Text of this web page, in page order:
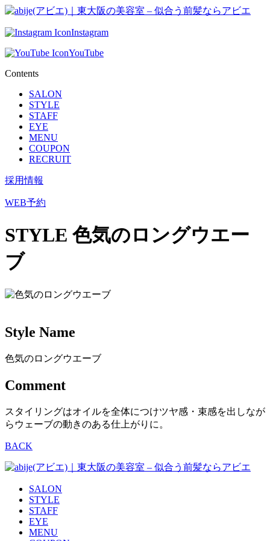
Instagram
YouTube
Contents
SALON
STYLE
STAFF
EYE
MENU
COUPON
RECRUIT
採用情報
WEB予約
STYLE 色気のロングウエー
ブ
Style Name
色気のロングウエーブ
Comment
スタイリングはオイルを全体につけツヤ感・束感を出しなが
らウェーブの動きのある仕上がりに。
BACK
SALON
STYLE
STAFF
EYE
MENU